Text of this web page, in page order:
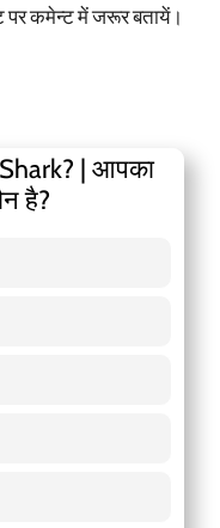
पर कमेन्ट में जरूर बतायें।
| आपका
है?